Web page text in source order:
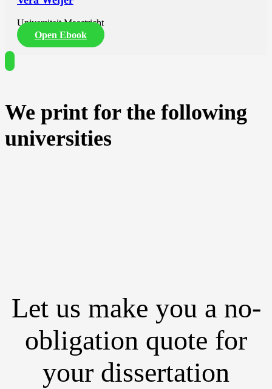
Universiteit Maastricht
Open Ebook
We print for the following
universities
Let us make you a no-
obligation quote for
your dissertation